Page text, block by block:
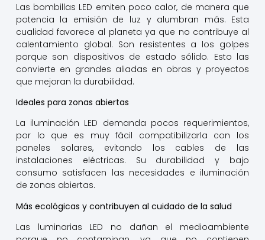
Las bombillas LED emiten poco calor, de manera que
potencia la emisión de luz y alumbran más. Esta
cualidad favorece al planeta ya que no contribuye al
calentamiento global. Son resistentes a los golpes
porque son dispositivos de estado sólido. Esto las
convierte en grandes aliadas en obras y proyectos
que mejoran la durabilidad.
Ideales para zonas abiertas
La iluminación LED demanda pocos requerimientos,
por lo que es muy fácil compatibilizarla con los
paneles solares, evitando los cables de las
instalaciones eléctricas. Su durabilidad y bajo
consumo satisfacen las necesidades e iluminación
de zonas abiertas.
Más ecológicas y contribuyen al cuidado de la salud
Las luminarias LED no dañan el medioambiente